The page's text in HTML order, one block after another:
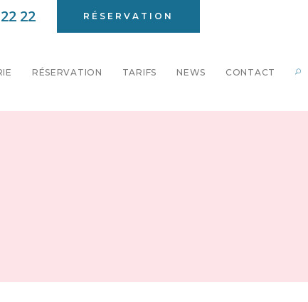
22 RÉSERVATION
RÉSERVATION TARIFS NEWS CONTACT